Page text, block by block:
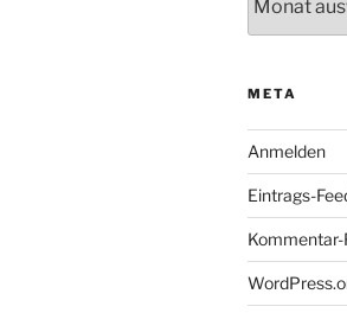
META
Anmelden
Eintrags-
Kommentar-